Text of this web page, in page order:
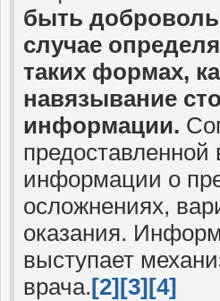
быть
случае
таких формах,
навязывание
информации.
информации о
осложнениях,
оказания.
выступает
врача. [2] [3] [4]